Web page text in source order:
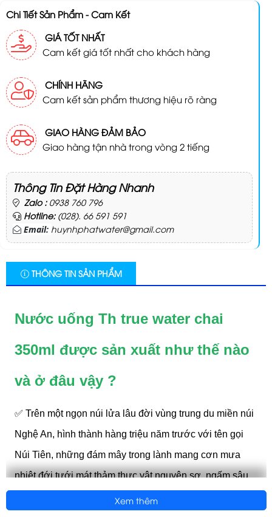
Chi Tiết Sản Phẩm - Cam Kết
GIÁ TỐT NHẤT
Cam kết giá tốt nhất cho khách hàng
CHÍNH HÃNG
Cam kết sản phẩm thương hiệu rõ ràng
GIAO HÀNG ĐẢM BẢO
Giao hàng tận nhà trong vòng 2 tiếng
Thông Tin Đặt Hàng Nhanh
Zalo : 0938 760 796
Hotline: (028). 66 591 591
Email: huynhphatwater@gmail.com
THÔNG TIN SẢN PHẨM
Nước uống Th true water chai
350ml được sản xuất như thế nào
và ở đâu vậy ?
✅ Trên một ngọn núi lửa lâu đời vùng trung du miền núi
Nghệ An, hình thành hàng triệu năm trước với tên gọi
Núi Tiên, những đám mây trong lành mang cơn mưa
nhiệt đới tưới mát thảm thực vật nguyên sơ, ngấm sâu
qua tầng tầng lớp lớp đá núi lửa bazan olivin, lọc đi
Xem thêm